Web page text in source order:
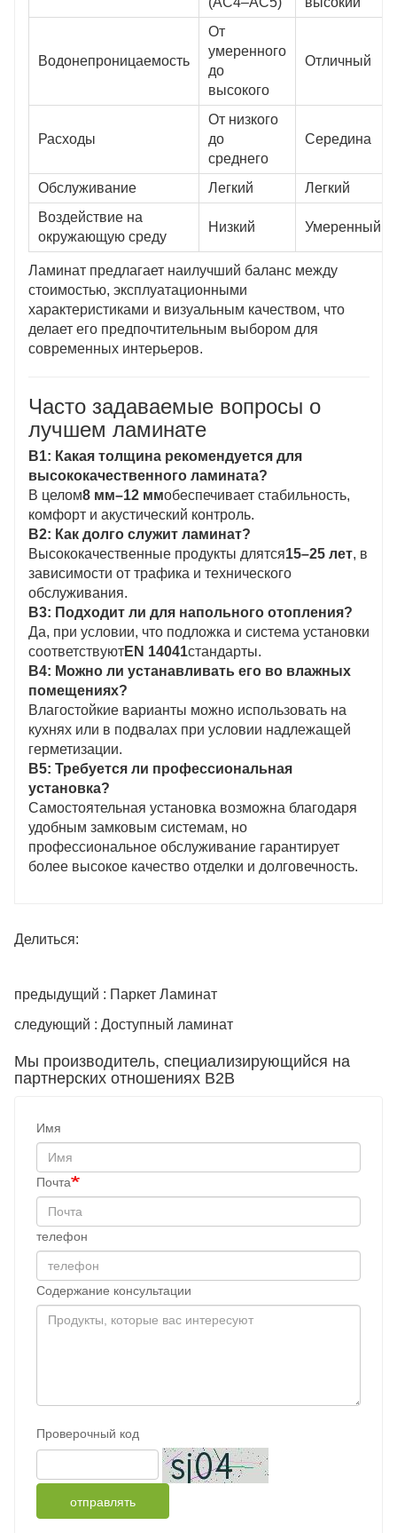
Водонепроницаемость
От
умеренного
до
высокого
Отличный
Расходы
От низкого
до
среднего
Середина
Обслуживание Легкий
Легкий
Воздействие на
окружающую среду
Низкий Умеренный
Ламинат предлагает наилучший баланс между
стоимостью, эксплуатационными
характеристиками и визуальным качеством, что
делает его предпочтительным выбором для
современных интерьеров.
Часто задаваемые вопросы о
лучшем ламинате
В1: Какая толщина рекомендуется для
высококачественного ламината?
В целом8 мм–12 ммобеспечивает стабильность,
комфорт и акустический контроль.
В2: Как долго служит ламинат?
Высококачественные продукты длятся15–25 лет, в
зависимости от трафика и технического
обслуживания.
В3: Подходит ли для напольного отопления?
Да, при условии, что подложка и система установки
соответствуютEN 14041стандарты.
В4: Можно ли устанавливать его во влажных
помещениях?
Влагостойкие варианты можно использовать на
кухнях или в подвалах при условии надлежащей
герметизации.
В5: Требуется ли профессиональная
установка?
Самостоятельная установка возможна благодаря
удобным замковым системам, но
профессиональное обслуживание гарантирует
более высокое качество отделки и долговечность.
Делиться:
предыдущий : Паркет Ламинат
следующий : Доступный ламинат
Мы производитель, специализирующийся на
партнерских отношениях B2B
Имя
Почта
телефон
Содержание консультации
Проверочный код
отправлять